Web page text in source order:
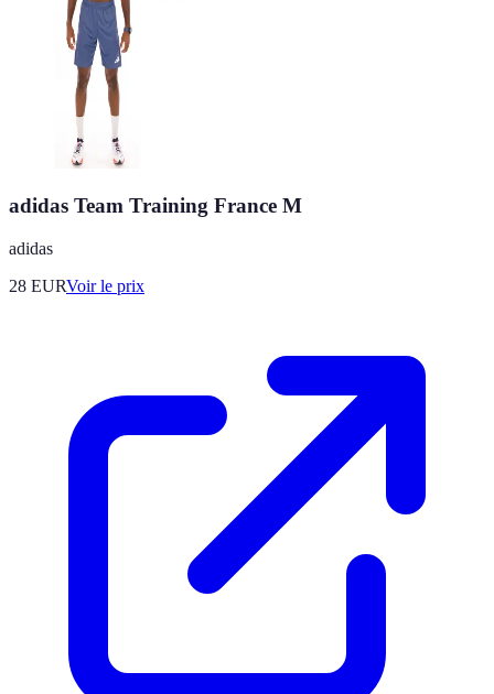
adidas Team Training France M
adidas
28 EURVoir le prix